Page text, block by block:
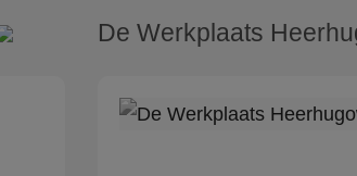
De Werkplaats